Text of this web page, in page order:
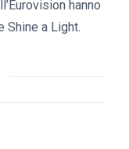
hanno
Shine a Light.